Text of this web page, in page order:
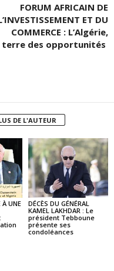
FORUM AFRICAIN DE
ET DU
COMMERCE : L’Algérie,
terre des opportunités
DE L'AUTEUR
À UNE
DÉCÈS DU GÉNÉRAL
KAMEL LAKHDAR : Le
président Tebboune
présente ses
condoléances